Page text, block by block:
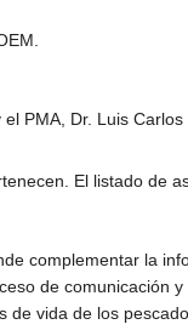
PMA, Dr. Luis
El listado de
complementar la
de comunicación
vida de los